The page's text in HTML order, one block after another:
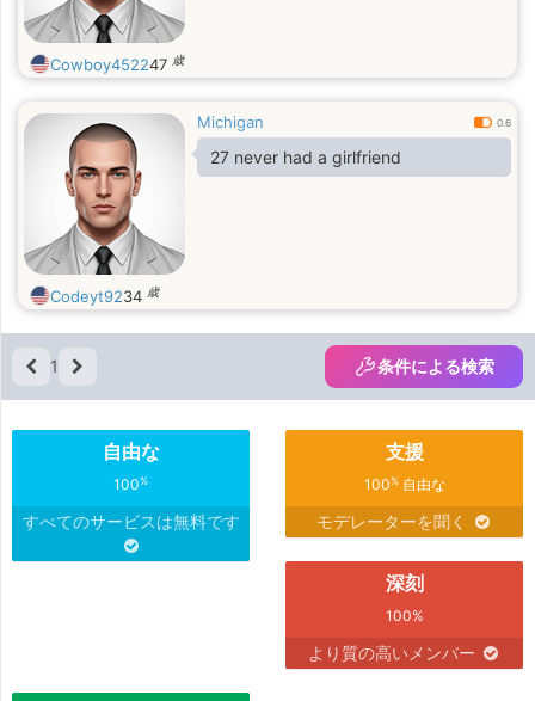
Cowboy452247 歳
Michigan 0.6
27 never had a girlfriend
Codeyt9234 歳
1 条件による検索
自由な
100%
すべてのサービスは無料です
支援
100%自由な
モデレーターを聞く
深刻
100%
より質の高いメンバー